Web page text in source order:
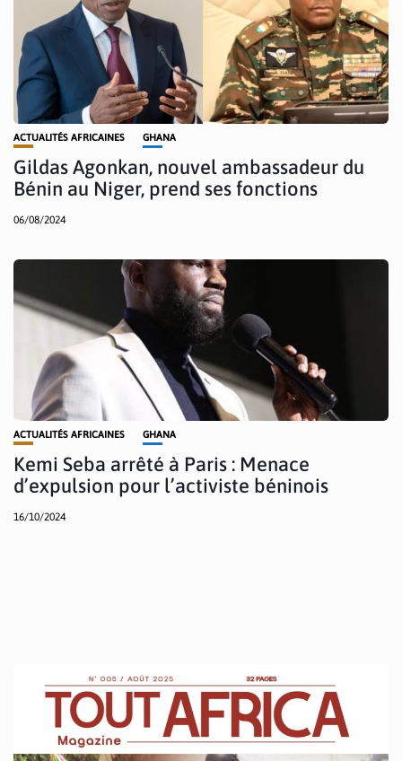
ACTUALITÉS AFRICAINES GHANA
Gildas Agonkan, nouvel ambassadeur du
Bénin au Niger, prend ses fonctions
06/08/2024
ACTUALITÉS AFRICAINES GHANA
Kemi Seba arrêté à Paris : Menace
d’expulsion pour l’activiste béninois
16/10/2024